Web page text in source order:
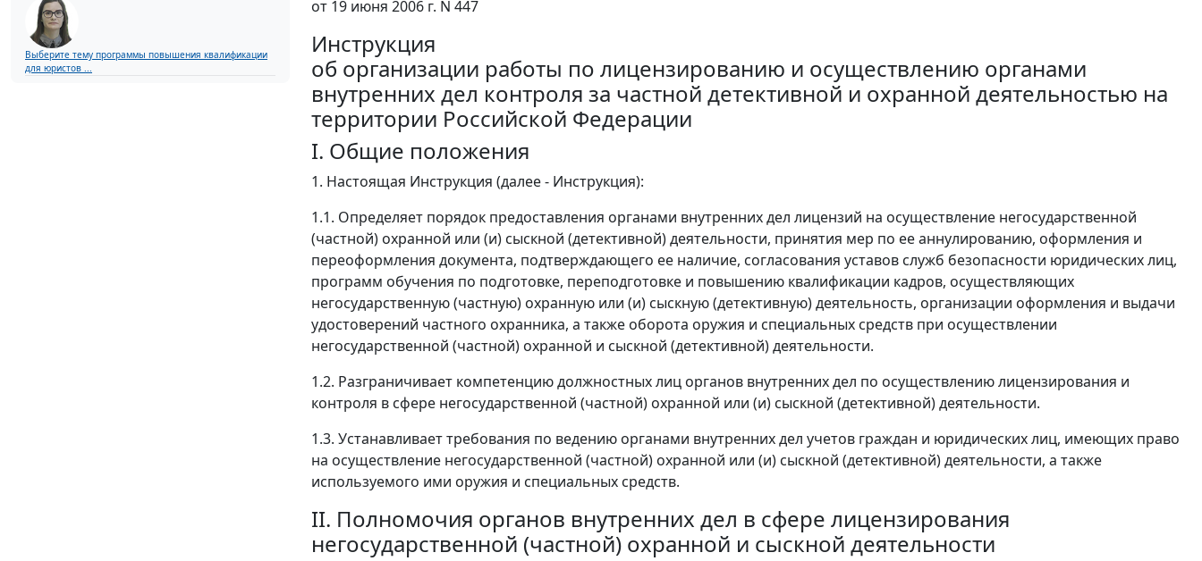
Выберите тему программы повышения квалификации
для юристов ...
от 19 июня 2006 г. N 447
Инструкция
об организации работы по лицензированию и осуществлению органами
внутренних дел контроля за частной детективной и охранной деятельностью на
территории Российской Федерации
I. Общие положения
1. Настоящая Инструкция (далее - Инструкция):
1.1. Определяет порядок предоставления органами внутренних дел лицензий на осуществление негосударственной
(частной) охранной или (и) сыскной (детективной) деятельности, принятия мер по ее аннулированию, оформления и
переоформления документа, подтверждающего ее наличие, согласования уставов служб безопасности юридических лиц,
программ обучения по подготовке, переподготовке и повышению квалификации кадров, осуществляющих
негосударственную (частную) охранную или (и) сыскную (детективную) деятельность, организации оформления и выдачи
удостоверений частного охранника, а также оборота оружия и специальных средств при осуществлении
негосударственной (частной) охранной и сыскной (детективной) деятельности.
1.2. Разграничивает компетенцию должностных лиц органов внутренних дел по осуществлению лицензирования и
контроля в сфере негосударственной (частной) охранной или (и) сыскной (детективной) деятельности.
1.3. Устанавливает требования по ведению органами внутренних дел учетов граждан и юридических лиц, имеющих право
на осуществление негосударственной (частной) охранной или (и) сыскной (детективной) деятельности, а также
используемого ими оружия и специальных средств.
II. Полномочия органов внутренних дел в сфере лицензирования
негосударственной (частной) охранной и сыскной деятельности